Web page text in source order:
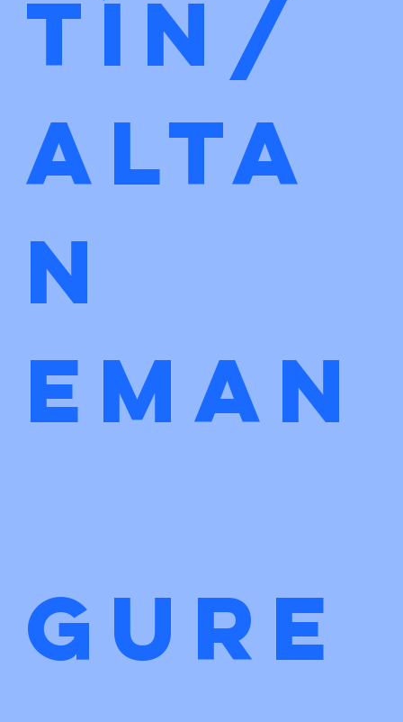
tín/
Alta
n
eman
gure